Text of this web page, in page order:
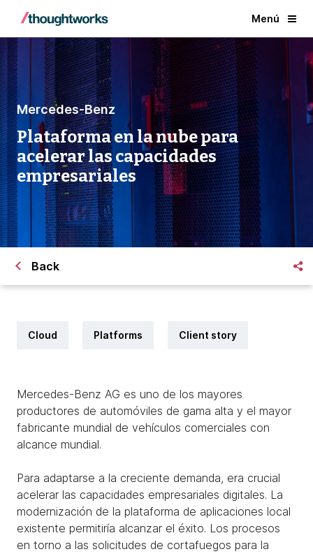
Menú
Mercedes-Benz
Plataforma en la nube para
acelerar las capacidades
empresariales
Back
Cloud Platforms Client story
Mercedes-Benz AG es uno de los mayores
productores de automóviles de gama alta y el mayor
fabricante mundial de vehículos comerciales con
alcance mundial.
Para adaptarse a la creciente demanda, era crucial
acelerar las capacidades empresariales digitales. La
modernización de la plataforma de aplicaciones local
existente permitiría alcanzar el éxito. Los procesos
en torno a las solicitudes de cortafuegos para la